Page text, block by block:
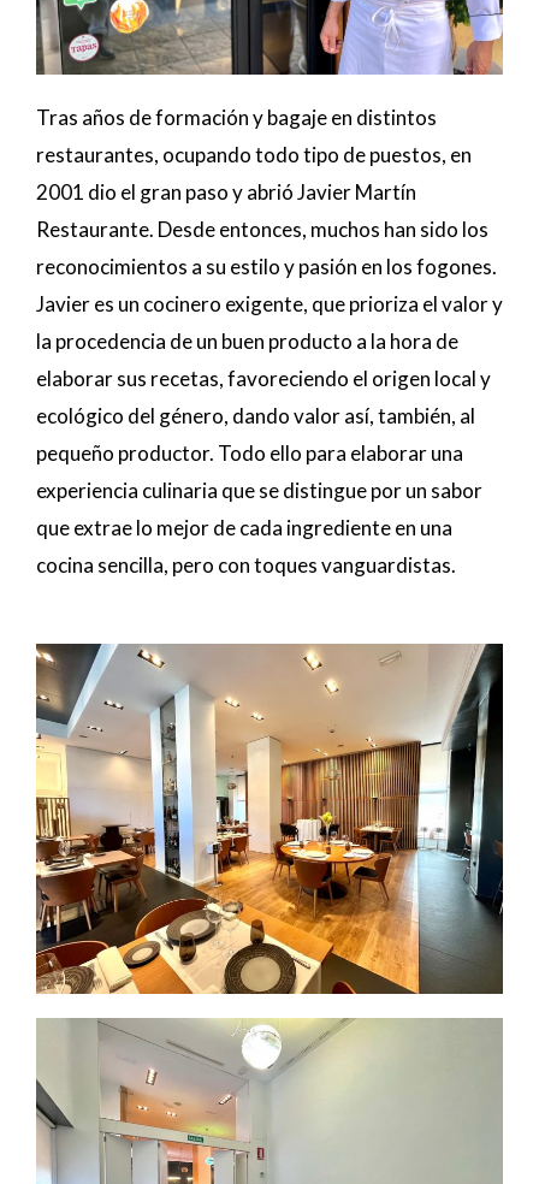
Tras años de formación y bagaje en distintos
restaurantes, ocupando todo tipo de puestos, en
2001 dio el gran paso y abrió Javier Martín
Restaurante. Desde entonces, muchos han sido los
reconocimientos a su estilo y pasión en los fogones.
Javier es un cocinero exigente, que prioriza el valor y
la procedencia de un buen producto a la hora de
elaborar sus recetas, favoreciendo el origen local y
ecológico del género, dando valor así, también, al
pequeño productor. Todo ello para elaborar una
experiencia culinaria que se distingue por un sabor
que extrae lo mejor de cada ingrediente en una
cocina sencilla, pero con toques vanguardistas.